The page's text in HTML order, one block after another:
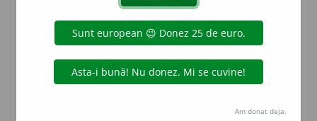
info
Aceste definiții sunt compilate de
echipa dexonline. Definițiile
originale se află pe filadefiniții.
preferințe
Am donat deja.